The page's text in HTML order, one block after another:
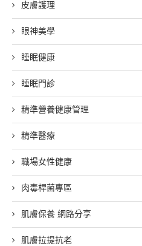
皮膚護理
眼神美學
睡眠健康
睡眠門診
精準營養健康管理
精準醫療
職場女性健康
肉毒桿菌專區
肌膚保養 網路分享
肌膚拉提抗老